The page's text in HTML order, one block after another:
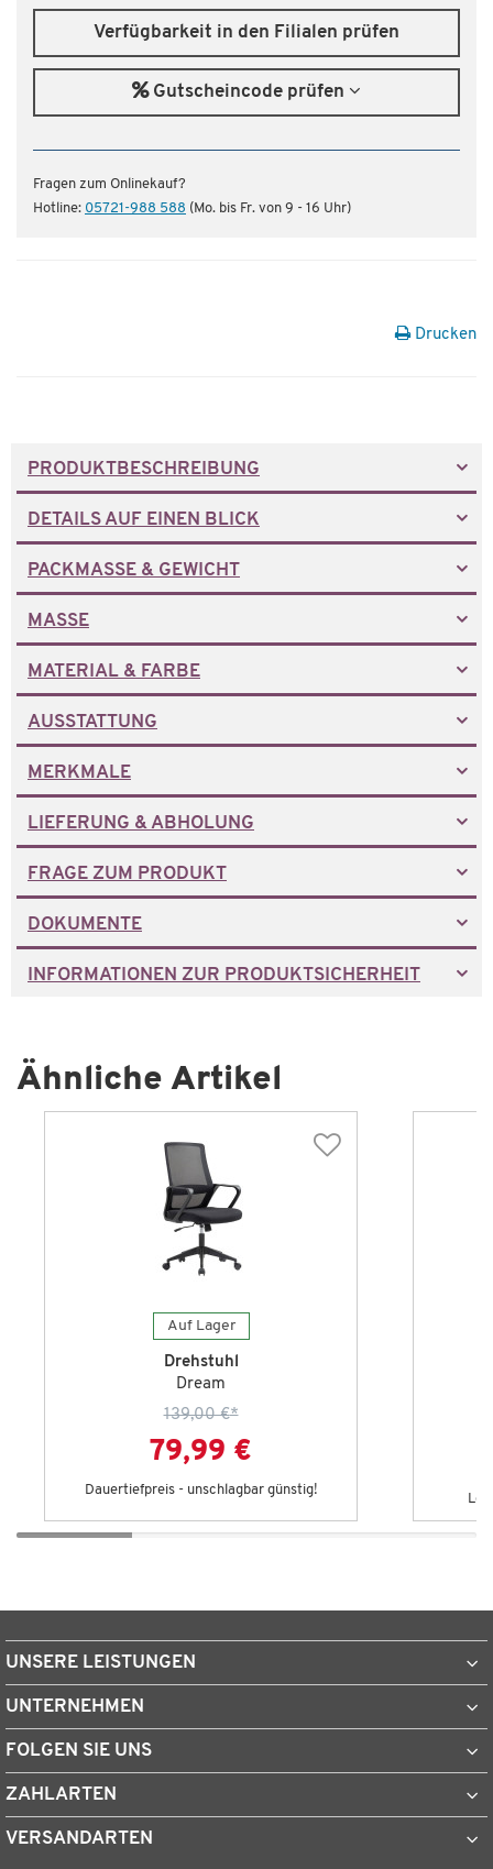
Verfügbarkeit in den Filialen prüfen
Gutscheincode prüfen
Fragen zum Onlinekauf?
Hotline: 05721-988 588 (Mo. bis Fr. von 9 - 16 Uhr)
Drucken
PRODUKTBESCHREIBUNG
DETAILS AUF EINEN BLICK
PACKMASSE & GEWICHT
MASSE
MATERIAL & FARBE
AUSSTATTUNG
MERKMALE
LIEFERUNG & ABHOLUNG
FRAGE ZUM PRODUKT
DOKUMENTE
INFORMATIONEN ZUR PRODUKTSICHERHEIT
Ähnliche Artikel
Auf Lager
Drehstuhl
Dream
139,00 €*
79,99 €
Dauertiefpreis - unschlagbar günstig!
UNSERE LEISTUNGEN
UNTERNEHMEN
FOLGEN SIE UNS
ZAHLARTEN
VERSANDARTEN